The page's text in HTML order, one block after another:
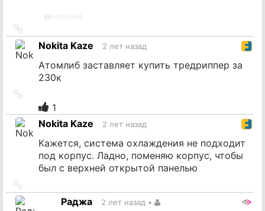
@
на
источник
Nokita Kaze 2 лет назад
Атомлиб заставляет купить тредриппер за
230к
источник
1
Nokita Kaze
2 лет назад
Кажется, система охлаждения не подходит
под корпус. Ладно, поменяю корпус, чтобы
был с верхней открытой панелью
на
источник Раджа 2 лет назад •